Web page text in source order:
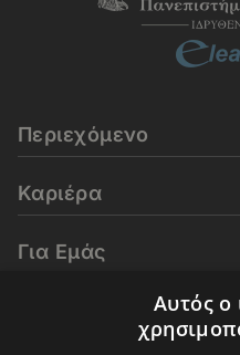
Περιεχόμενο
Καριέρα
Για Εμάς
Αυτός ο